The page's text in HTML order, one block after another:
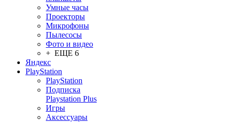
Умные часы
Проекторы
Микрофоны
Пылесосы
Фото и видео
+ ЕЩЕ 6
Яндекс
PlayStation
PlayStation
Подписка
Playstation Plus
Игры
Аксессуары